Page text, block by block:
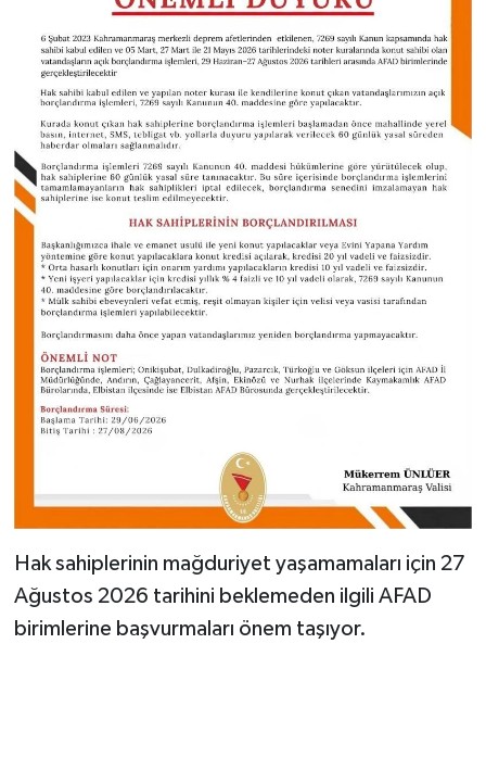
Hak sahiplerinin mağduriyet yaşamamaları için 27
Ağustos 2026 tarihini beklemeden ilgili AFAD
birimlerine başvurmaları önem taşıyor.